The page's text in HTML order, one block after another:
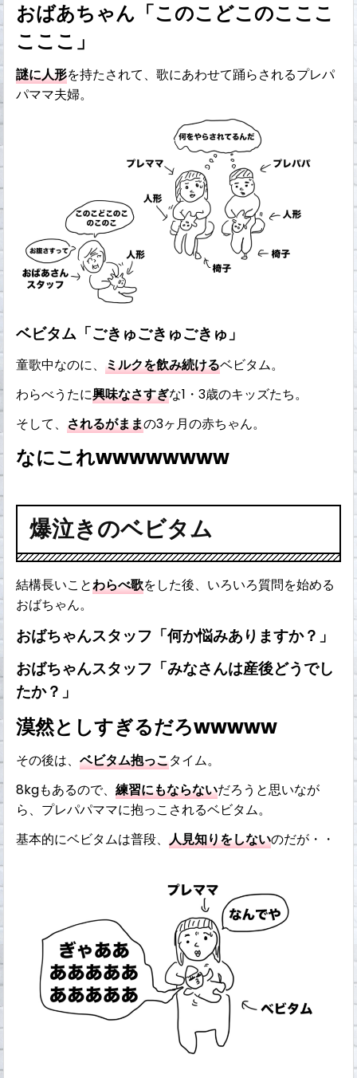
おばあちゃん「このこどこのこここ
こここ」
謎に人形を持たされて、歌にあわせて踊らされるプレパ
パママ夫婦。
ベビタム「ごきゅごきゅごきゅ」
童歌中なのに、ミルクを飲み続けるベビタム。
わらべうたに興味なさすぎな1・3歳のキッズたち。
そして、されるがままの3ヶ月の赤ちゃん。
なにこれwwwwwwww
爆泣きのベビタム
結構長いことわらべ歌をした後、いろいろ質問を始める
おばちゃん。
おばちゃんスタッフ「何か悩みありますか？」
おばちゃんスタッフ「みなさんは産後どうでし
たか？」
漠然としすぎるだろwwwww
その後は、ベビタム抱っこタイム。
8kgもあるので、練習にもならないだろうと思いなが
ら、プレパパママに抱っこされるベビタム。
基本的にベビタムは普段、人見知りをしないのだが・・